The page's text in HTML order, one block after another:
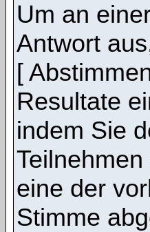
Um an
Antwort
[
Resultate
indem Sie
eine der
Stimme